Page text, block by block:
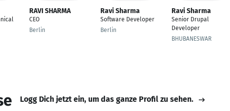
RAVI SHARMA
CEO
Berlin
Ravi Sharma
Software Developer
Berlin
Ravi Sharma
Senior Drupal
Developer
BHUBANESWAR
Logg Dich jetzt ein, um das ganze Profil zu sehen.